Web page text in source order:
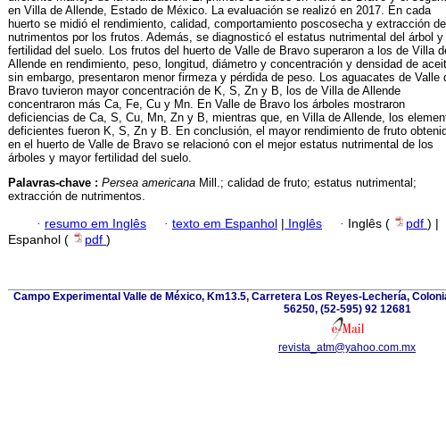
en Villa de Allende, Estado de México. La evaluación se realizó en 2017. En cada
huerto se midió el rendimiento, calidad, comportamiento poscosecha y extracción de
nutrimentos por los frutos. Además, se diagnosticó el estatus nutrimental del árbol y
fertilidad del suelo. Los frutos del huerto de Valle de Bravo superaron a los de Villa
Allende en rendimiento, peso, longitud, diámetro y concentración y densidad de
sin embargo, presentaron menor firmeza y pérdida de peso. Los aguacates de Valle
Bravo tuvieron mayor concentración de K, S, Zn y B, los de Villa de Allende
concentraron más Ca, Fe, Cu y Mn. En Valle de Bravo los árboles mostraron
deficiencias de Ca, S, Cu, Mn, Zn y B, mientras que, en Villa de Allende, los
deficientes fueron K, S, Zn y B. En conclusión, el mayor rendimiento de fruto
en el huerto de Valle de Bravo se relacionó con el mejor estatus nutrimental de los
árboles y mayor fertilidad del suelo.
Palavras-chave : Persea americana Mill.; calidad de fruto; estatus nutrimental;
extracción de nutrimentos.
· resumo em Inglês · texto em Espanhol | Inglês · Inglês ( pdf ) |
Espanhol (
pdf )
Campo Experimental Valle de México, Km13.5, Carretera Los Reyes-Lechería,
56250, (52-595) 92 12681
revista_atm@yahoo.com.mx